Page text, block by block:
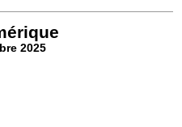
2025